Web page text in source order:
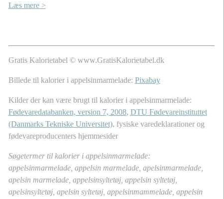
Læs mere >
Gratis Kalorietabel © www.GratisKalorietabel.dk
Billede til kalorier i appelsinmarmelade: Pixabay
Kilder der kan være brugt til kalorier i appelsinmarmelade:
Fødevaredatabanken, version 7, 2008, DTU Fødevareinstituttet
(Danmarks Tekniske Universitet), fysiske varedeklarationer og
fødevareproducenters hjemmesider
Søgetermer til kalorier i appelsinmarmelade:
appelsinmarmelade, appelsin marmelade, apelsinmarmelade,
apelsin marmelade, appelsinsyltetøj, appelsin syltetøj,
apelsinsyltetøj, apelsin syltetøj, appelsinmammelade, appelsin